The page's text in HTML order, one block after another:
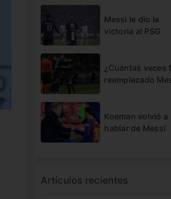
Messi le dio la
victoria al PSG
¿Cuántas veces
reemplazado
Koeman volvió a
hablar de Messi
Artículos recientes